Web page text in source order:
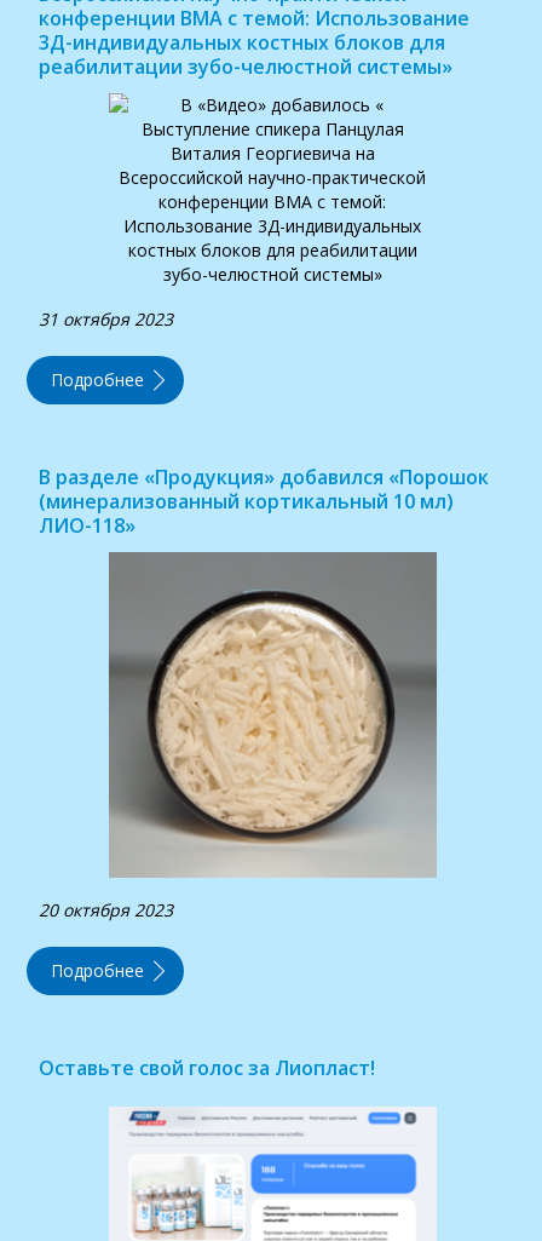
конференции ВМА с темой: Использование
3Д-индивидуальных костных блоков для
реабилитации зубо-челюстной системы»
31 октября 2023
Подробнее
В разделе «Продукция» добавился «Порошок
(минерализованный кортикальный 10 мл)
ЛИО-118»
20 октября 2023
Подробнее
Оставьте свой голос за Лиопласт!